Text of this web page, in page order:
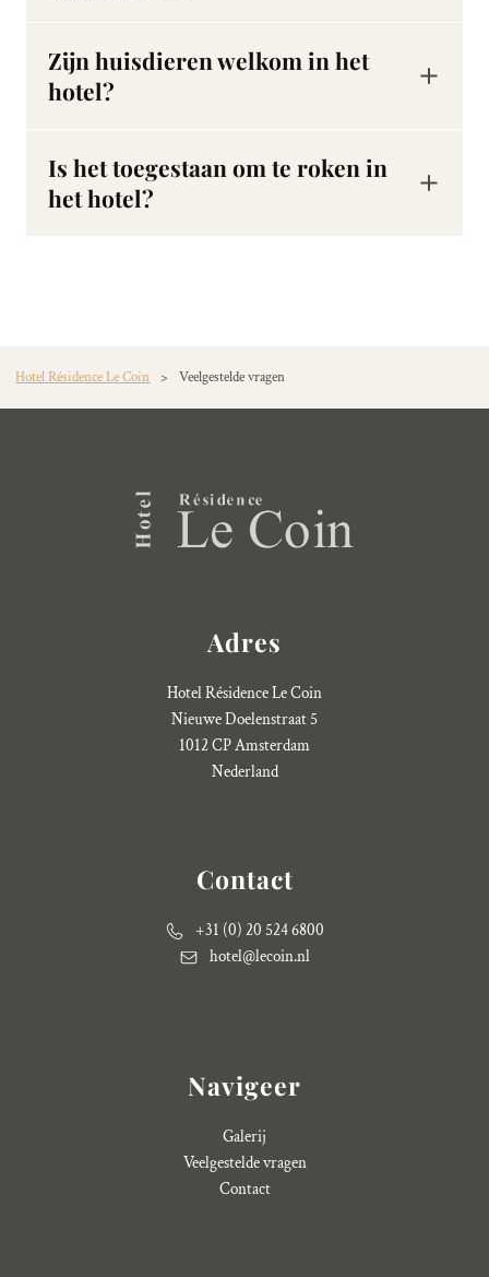
Zijn huisdieren welkom in het
hotel?
Is het toegestaan om te roken in
het hotel?
Hotel Résidence Le Coin > Veelgestelde vragen
Adres
Hotel Résidence Le Coin
Nieuwe Doelenstraat 5
1012 CP Amsterdam
Nederland
Contact
+31 (0) 20 524 6800
hotel@lecoin.nl
Navigeer
Galerij
Veelgestelde vragen
Contact